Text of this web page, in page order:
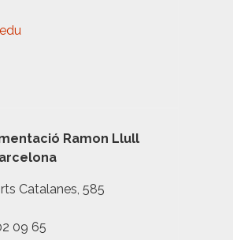
Ramon Llull
Catalanes, 585
09 65